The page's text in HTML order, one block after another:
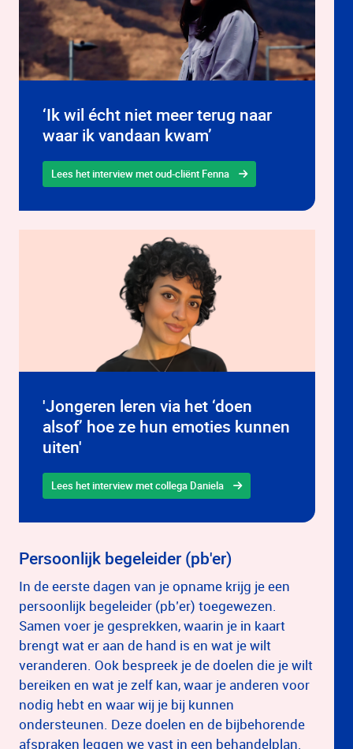
‘Ik wil écht niet meer terug naar
waar ik vandaan kwam’
Lees het interview met oud-cliënt Fenna
'Jongeren leren via het ‘doen
alsof’ hoe ze hun emoties kunnen
uiten'
Lees het interview met collega Daniela
Persoonlijk begeleider (pb'er)
In de eerste dagen van je opname krijg je een
persoonlijk begeleider (pb’er) toegewezen.
Samen voer je gesprekken, waarin je in kaart
brengt wat er aan de hand is en wat je wilt
veranderen. Ook bespreek je de doelen die je wilt
bereiken en wat je zelf kan, waar je anderen voor
nodig hebt en waar wij je bij kunnen
ondersteunen. Deze doelen en de bijbehorende
afspraken leggen we vast in een behandelplan.